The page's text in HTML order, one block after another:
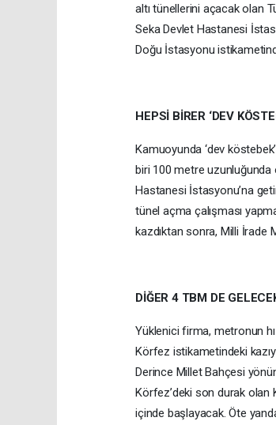
altı tünellerini açacak olan
Seka Devlet Hastanesi
Doğu İstasyonu
HEPSİ BİRER ‘DEV
Kamuoyunda ‘dev
biri 100 metre uzunluğunda
Hastanesi İstasyonu’na
tünel açma çalışması
kazdıktan sonra, Milli İrade
DİĞER 4 TBM DE
Yüklenici firma, metronun
Körfez istikametindeki
Derince Millet Bahçesi
Körfez’deki son durak olan
içinde başlayacak. Öte